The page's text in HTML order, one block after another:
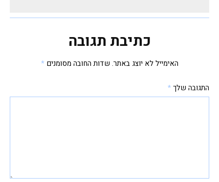
כתיבת תגובה
האימייל לא יוצג באתר. שדות החובה מסומנים*
התגובה שלך*